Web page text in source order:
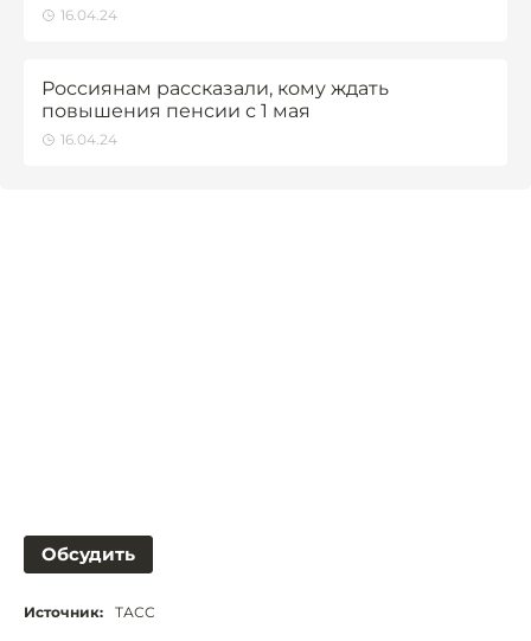
16.04.24
Россиянам рассказали, кому ждать
повышения пенсии с 1 мая
16.04.24
Обсудить
Источник: ТАСС